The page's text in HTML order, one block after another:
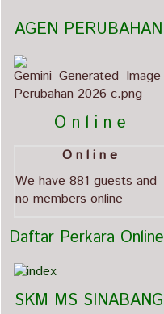
          O n l i n e
O n l i n e
We have 881 guests and
no members online
  Daftar Perkara Online
   SKM MS SINABANG